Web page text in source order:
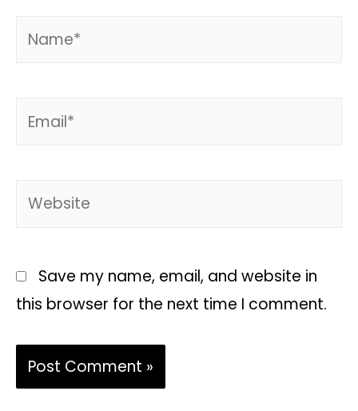
Save my name, email, and website in
this browser for the next time I comment.